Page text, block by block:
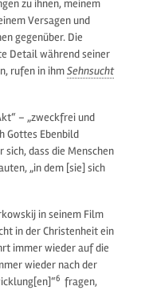
zu ihnen, meinem
Versagen und
gegenüber. Die
Detail während seiner
rufen in ihmSehnsucht
– „zweckfrei und
Gottes Ebenbild
sich, dass die Menschen
„in dem [sie] sich
in seinem Film
in der Christenheit ein
immer wieder auf die
wieder nach der
6 fragen,